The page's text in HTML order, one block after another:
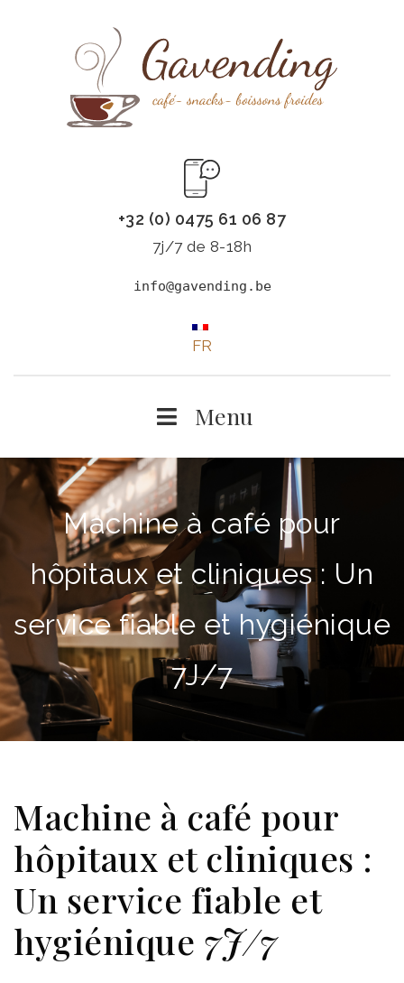
+32 (0) 0475 61 06 87
7j/7 de 8-18h
info@gavending.be
FR
Menu
Machine à café pour
hôpitaux et cliniques : Un
service fiable et hygiénique
7J/7
Machine à café pour
hôpitaux et cliniques :
Un service fiable et
hygiénique 7J/7